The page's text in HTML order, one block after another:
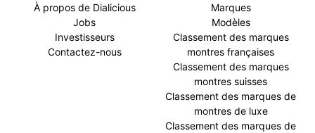
À propos de Dialicious
Jobs
Investisseurs
Contactez-nous
Marques
Modèles
Classement des marques
montres françaises
Classement des marques
montres suisses
Classement des marques de
montres de luxe
Classement des marques de